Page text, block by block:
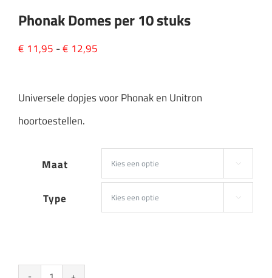
Phonak Domes per 10 stuks
€ 11,95 -€ 12,95
tot
Universele dopjes voor Phonak en Unitron
hoortoestellen.
Maat 
Type 